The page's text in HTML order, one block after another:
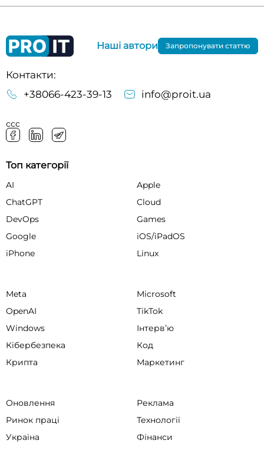
Контакти:
+38066-423-39-13
info@proit.ua
ссс
Наші автори Запропонувати статтю
Топ категорії
AI
Apple
ChatGPT
Cloud
DevOps
Games
Google
iOS/iPadOS
iPhone
Linux
Meta
Microsoft
OpenAI
TikTok
Windows
Інтервʼю
Кібербезпека
Код
Крипта
Маркетинг
Оновлення
Реклама
Ринок праці
Технології
Україна
Фінанси